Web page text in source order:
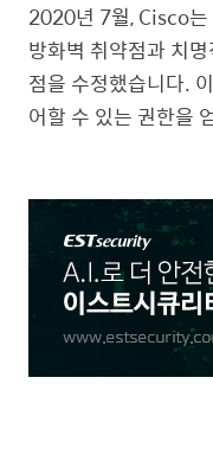
2020년 7월, Cisco
방화벽 취약점과 치
점을 수정했습니다.
어할 수 있는 권한을